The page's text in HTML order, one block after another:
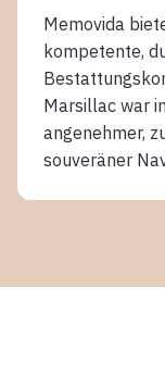
Memovida
kompetente,
Marsillac war
angenehmer,
souveräner